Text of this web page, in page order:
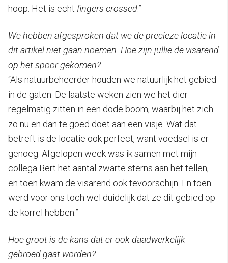
hoop. Het is echt fingers crossed.”
We hebben afgesproken dat we de precieze locatie in
dit artikel niet gaan noemen. Hoe zijn jullie de visarend
op het spoor gekomen?
“Als natuurbeheerder houden we natuurlijk het gebied
in de gaten. De laatste weken zien we het dier
regelmatig zitten in een dode boom, waarbij het zich
zo nu en dan te goed doet aan een visje. Wat dat
betreft is de locatie ook perfect, want voedsel is er
genoeg. Afgelopen week was ik samen met mijn
collega Bert het aantal zwarte sterns aan het tellen,
en toen kwam de visarend ook tevoorschijn. En toen
werd voor ons toch wel duidelijk dat ze dit gebied op
de korrel hebben.”
Hoe groot is de kans dat er ook daadwerkelijk
gebroed gaat worden?